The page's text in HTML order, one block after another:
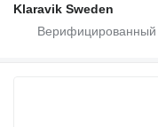
Klaravik Sweden